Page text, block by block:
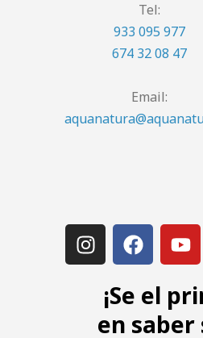
Tel:
933 095 977
674 32 08 47
Email:
¡Se el
en saber